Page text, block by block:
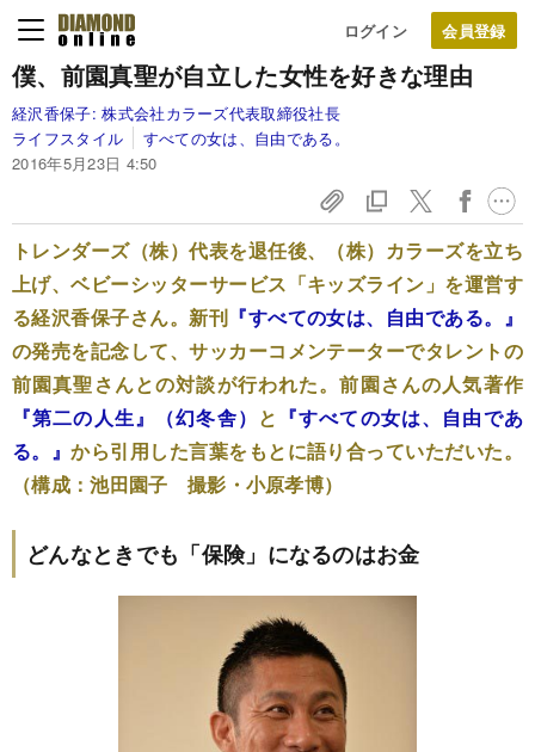
ログイン
僕、前園真聖が自立した女性を好きな理由
経沢香保子:株式会社カラーズ代表取締役社長
ライフスタイル
すべての女は、自由である。
2016年5月23日 4:50
トレンダーズ（株）代表を退任後、（株）カラーズを立ち
上げ、ベビーシッターサービス「キッズライン」を運営す
る経沢香保子さん。新刊 『すべての女は、自由である。』
の発売を記念して、サッカーコメンテーターでタレントの
前園真聖さんとの対談が行われた。前園さんの人気著作
『第二の人生』（幻冬舎） と 『すべての女は、自由であ
る。』から引用した言葉をもとに語り合っていただいた。
（構成：池田園子 撮影・小原孝博）
どんなときでも「保険」になるのはお金